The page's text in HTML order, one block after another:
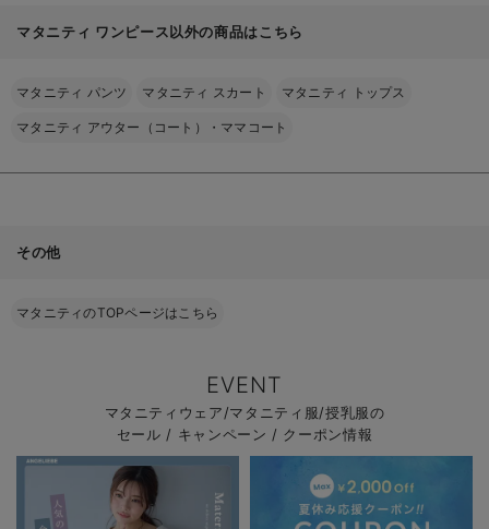
マタニティ ワンピース以外の商品はこちら
マタニティ パンツ マタニティ スカート マタニティ トップス
マタニティ アウター（コート）・ママコート
その他
マタニティのTOPページはこちら
EVENT
マタニティウェア/マタニティ服/授乳服の
セール / キャンペーン / クーポン情報